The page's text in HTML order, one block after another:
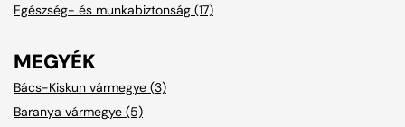
Egészség- és munkabiztonság (17)
MEGYÉK
Bács-Kiskun vármegye (3)
Baranya vármegye (5)